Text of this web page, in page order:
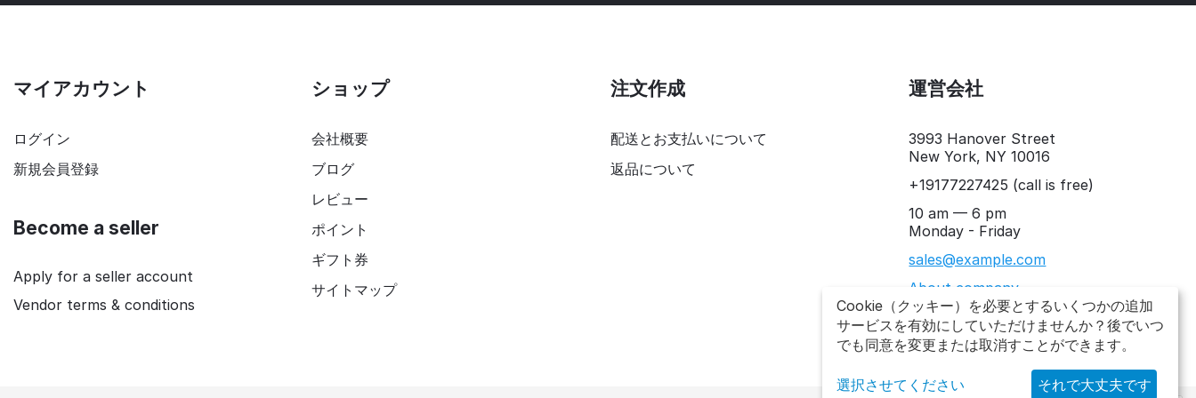
マイアカウント
ログイン
新規会員登録
Become a seller
Apply for a seller account
Vendor terms & conditions
ショップ
会社概要
ブログ
レビュー
ポイント
ギフト券
サイトマップ
注文作成
配送とお支払いについて
返品について
運営会社
3993 Hanover Street
New York, NY 10016
+19177227425 (call is free)
10 am — 6 pm
Monday - Friday
sales@example.com
About company
Cookie（クッキー）を必要とするいくつかの追加
サービスを有効にしていただけませんか？後でいつ
でも同意を変更または取消すことができます。
選択させてください それで大丈夫です